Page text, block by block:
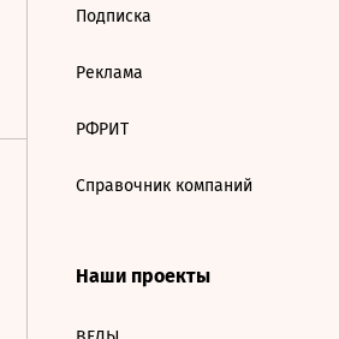
Подписка
Реклама
РФРИТ
Справочник компаний
Наши проекты